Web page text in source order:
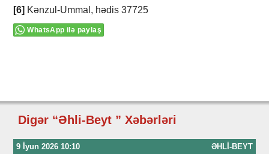
[6] Kənzul-Ummal, hədis 37725
WhatsApp ilə paylaş
Digər “Əhli-Beyt ” Xəbərləri
9 İyun 2026 10:10 ƏHLI-BEYT